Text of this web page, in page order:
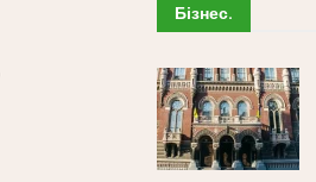
Бізнес.